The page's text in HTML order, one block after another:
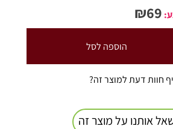
₪69
הוספה לסל
חוות דעת למוצר זה?
אותנו על מוצר זה